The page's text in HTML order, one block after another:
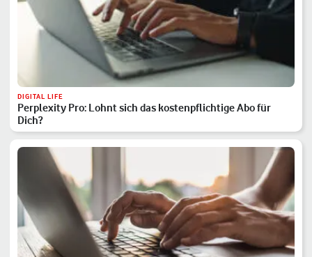
DIGITAL LIFE
Perplexity Pro: Lohnt sich das kostenpflichtige Abo für
Dich?